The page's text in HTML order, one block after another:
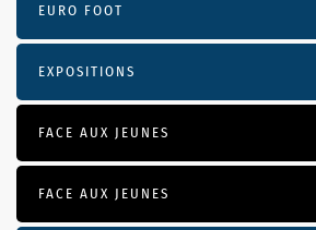
EURO FOOT
EXPOSITIONS
FACE AUX JEUNES
FACE AUX JEUNES